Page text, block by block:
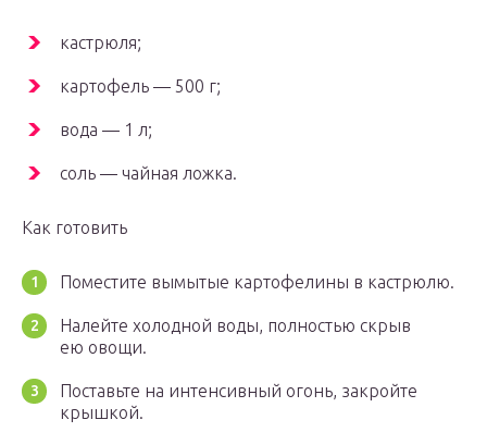
кастрюля;
картофель — 500 г;
вода — 1 л;
соль — чайная ложка.
Как готовить
Поместите вымытые картофелины в кастрюлю.
Налейте холодной воды, полностью скрыв
ею овощи.
Поставьте на интенсивный огонь, закройте
крышкой.